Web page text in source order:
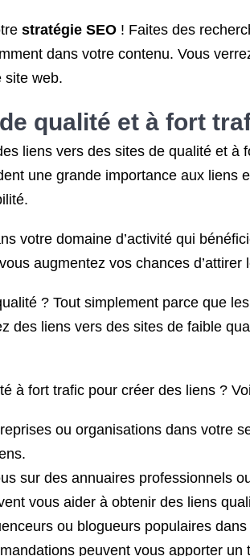
stratégie SEO ! Faites des
dans votre contenu. Vous
site web.
qualité et à fort
liens vers des sites de qualité et
une grande importance aux liens
votre domaine d’activité qui
augmentez vos chances d’attirer
? Tout simplement parce que
des liens vers des sites de faible
à fort trafic pour créer des liens ?
ou organisations dans votre
sur des annuaires professionnels
vous aider à obtenir des liens
ou blogueurs populaires
peuvent vous apporter un